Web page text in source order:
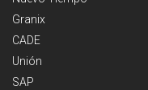
Granix
CADE
Unión
SAP